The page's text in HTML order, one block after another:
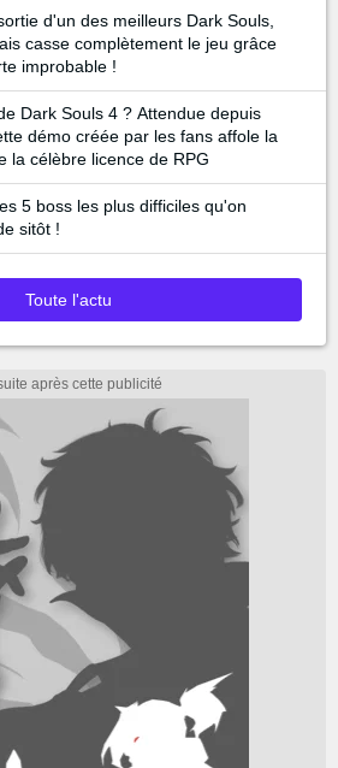
d'un des meilleurs Dark Souls,
casse complètement le jeu grâce
improbable !
Dark Souls 4 ? Attendue depuis
démo créée par les fans affole la
la célèbre licence de RPG
5 boss les plus difficiles qu'on
sitôt !
Toute l'actu